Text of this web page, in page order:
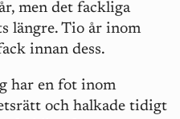
men det fackliga
längre. Tio år inom
innan dess.
har en fot inom
och halkade tidigt